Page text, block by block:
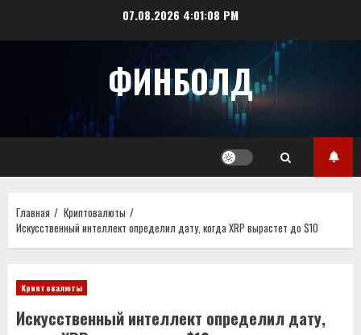
07.08.2026 4:01:08 PM
ФИНБОЛД
Главная
Криптовалюты
Искусственный интеллект определил дату, когда XRP вырастет до $10
Криптовалюты
Искусственный интеллект определил дату,